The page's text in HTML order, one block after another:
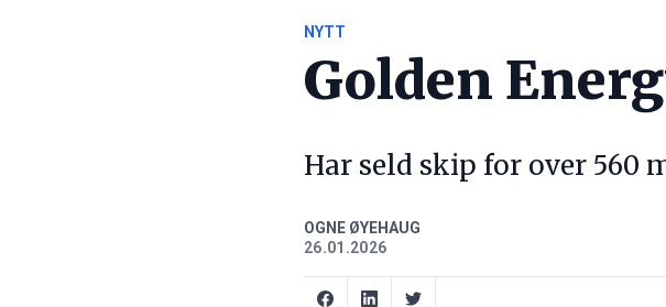
NYTT
Golden
Har seld skip for over 560
OGNE ØYEHAUG
26.01.2026